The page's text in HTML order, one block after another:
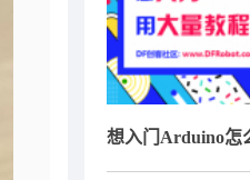
想入门Arduino怎